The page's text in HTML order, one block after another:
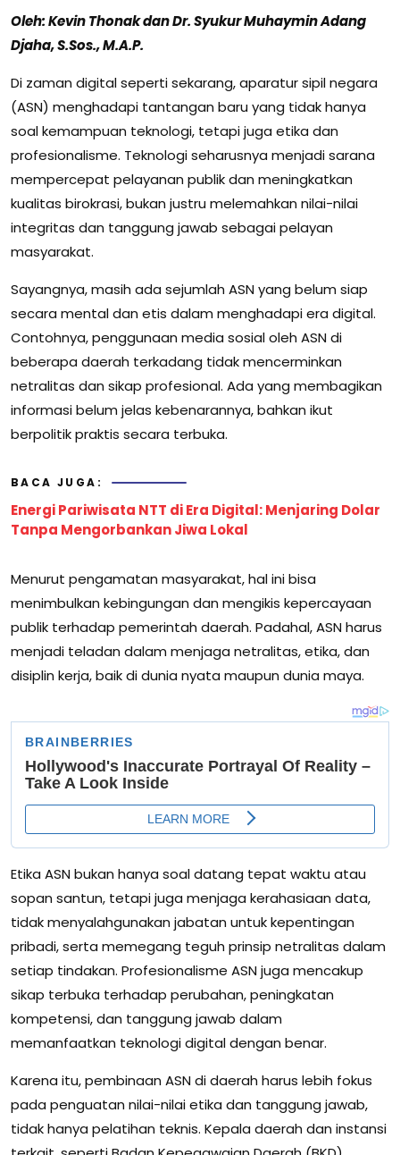
Oleh: Kevin Thonak dan Dr. Syukur Muhaymin Adang
Djaha, S.Sos., M.A.P.
Di zaman digital seperti sekarang, aparatur sipil negara
(ASN) menghadapi tantangan baru yang tidak hanya
soal kemampuan teknologi, tetapi juga etika dan
profesionalisme. Teknologi seharusnya menjadi sarana
mempercepat pelayanan publik dan meningkatkan
kualitas birokrasi, bukan justru melemahkan nilai-nilai
integritas dan tanggung jawab sebagai pelayan
masyarakat.
Sayangnya, masih ada sejumlah ASN yang belum siap
secara mental dan etis dalam menghadapi era digital.
Contohnya, penggunaan media sosial oleh ASN di
beberapa daerah terkadang tidak mencerminkan
netralitas dan sikap profesional. Ada yang membagikan
informasi belum jelas kebenarannya, bahkan ikut
berpolitik praktis secara terbuka.
BACA JUGA:
Energi Pariwisata NTT di Era Digital: Menjaring Dolar
Tanpa Mengorbankan Jiwa Lokal
Menurut pengamatan masyarakat, hal ini bisa
menimbulkan kebingungan dan mengikis kepercayaan
publik terhadap pemerintah daerah. Padahal, ASN harus
menjadi teladan dalam menjaga netralitas, etika, dan
disiplin kerja, baik di dunia nyata maupun dunia maya.
Etika ASN bukan hanya soal datang tepat waktu atau
sopan santun, tetapi juga menjaga kerahasiaan data,
tidak menyalahgunakan jabatan untuk kepentingan
pribadi, serta memegang teguh prinsip netralitas dalam
setiap tindakan. Profesionalisme ASN juga mencakup
sikap terbuka terhadap perubahan, peningkatan
kompetensi, dan tanggung jawab dalam
memanfaatkan teknologi digital dengan benar.
Karena itu, pembinaan ASN di daerah harus lebih fokus
pada penguatan nilai-nilai etika dan tanggung jawab,
tidak hanya pelatihan teknis. Kepala daerah dan instansi